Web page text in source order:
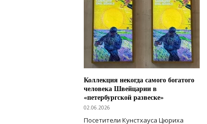
Коллекция некогда самого богатого
человека Швейцарии в
«петербургской развеске»
02.06.2026
Посетители Кунстхауса Цюриха